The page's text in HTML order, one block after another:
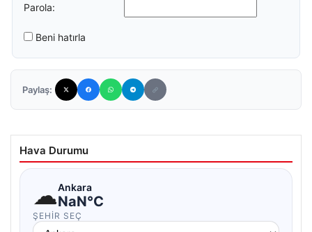
Parola:
Beni hatırla
Paylaş:
Hava Durumu
☁Ankara
NaN°C
ŞEHIR SEÇ